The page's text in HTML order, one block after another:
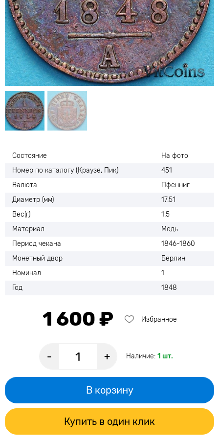
Состояние
На фото
Номер по каталогу (Краузе, Пик)
451
Валюта
Пфенниг
Диаметр (мм)
17.51
Вес(г)
1.5
Материал
Медь
Период чекана
1846-1860
Монетный двор
Берлин
Номинал
1
Год
1848
1 600 ₽ Избранное
- + Наличие: 1 шт.
В корзину
Купить в один клик